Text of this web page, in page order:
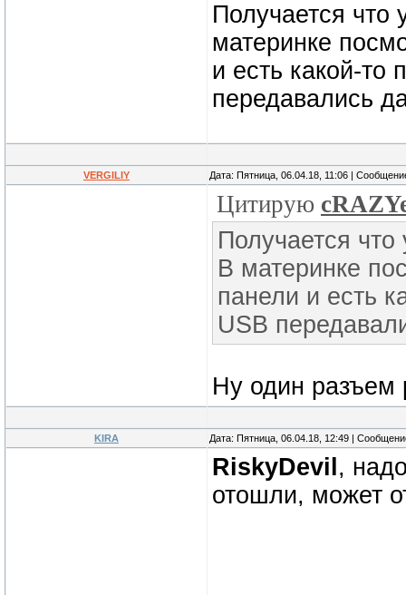
Получается что
материнке
и есть какой-то
передавались
VERGILIY Дата: Пятница, 06.04.18, 11:06 |
Цитирую
Получается
В материнке
панели и есть
USB
Ну один разъем
KIRA Дата: Пятница, 06.04.18, 12:49 |
RiskyDevil ,
отошли, может